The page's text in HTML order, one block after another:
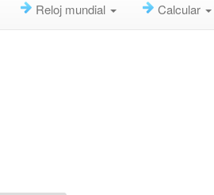
Reloj mundial Calcular